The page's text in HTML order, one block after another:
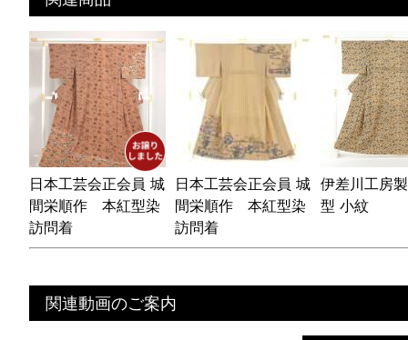
日本工芸会正会員 城
間栄順作 本紅型染
訪問着
日本工芸会正会員 城
間栄順作 本紅型染
訪問着
伊差川工房
型 小紋
関連動画のご案内